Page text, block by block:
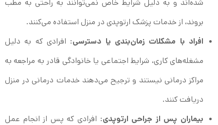
شده‌اند و به دلیل شرایط خاص نمی‌توانند به راحتی به مطب
بروند، از خدمات پزشک ارتوپدی در منزل استفاده می‌کنند.
افراد با مشکلات زمان‌بندی یا دسترسی: افرادی که به دلیل
مشغله‌های کاری، شرایط اجتماعی یا خانوادگی قادر به مراجعه به
مراکز درمانی نیستند و ترجیح می‌دهند خدمات درمانی در منزل
دریافت کنند.
بیماران پس از جراحی ارتوپدی: افرادی که پس از انجام عمل